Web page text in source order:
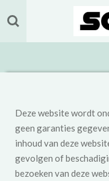
Ga
direct
hoofdinhoud
Deze website wordt
geen garanties
inhoud van deze
gevolgen of
bezoeken van deze